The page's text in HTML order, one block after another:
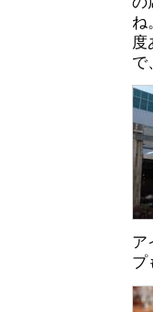
ね
度
で
ア
プ